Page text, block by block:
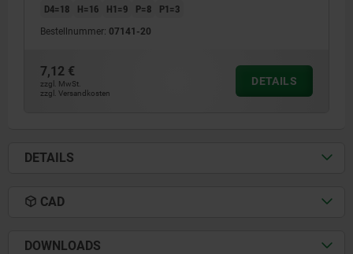
D4=18
H=16 H1=9 P=8 P1=3
Bestellnummer: 07141-20
7,12 €
zzgl. MwSt.
zzgl. Versandkosten
DETAILS
DETAILS
CAD
DOWNLOADS